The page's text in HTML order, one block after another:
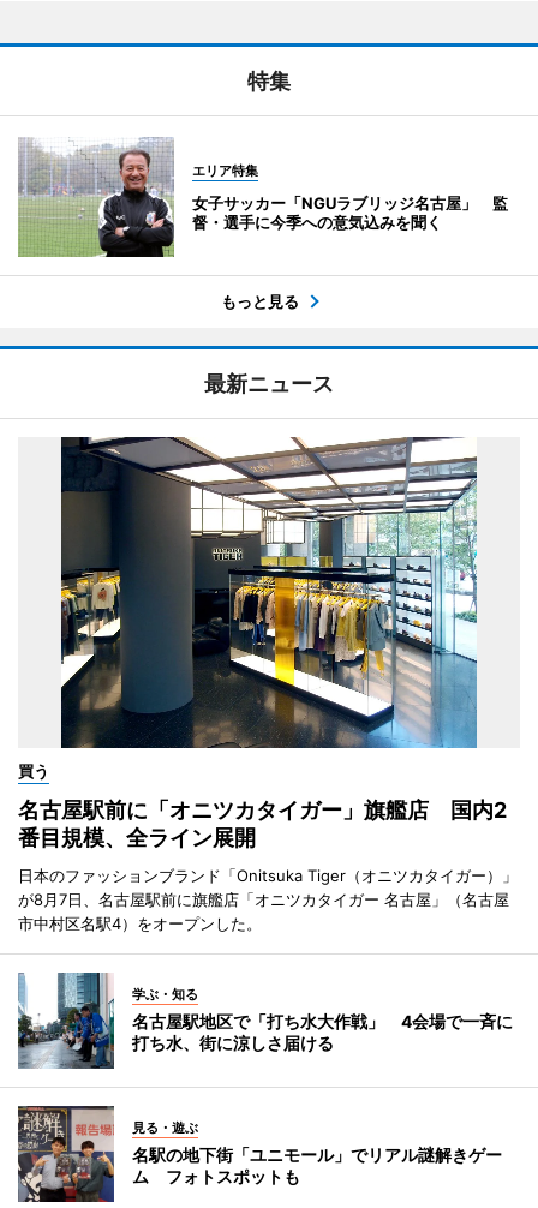
特集
エリア特集
女子サッカー「NGUラブリッジ名古屋」 監
督・選手に今季への意気込みを聞く
もっと見る
最新ニュース
買う
名古屋駅前に「オニツカタイガー」旗艦店 国内2
番目規模、全ライン展開
日本のファッションブランド「Onitsuka Tiger（オニツカタイガー）」
が8月7日、名古屋駅前に旗艦店「オニツカタイガー 名古屋」（名古屋
市中村区名駅4）をオープンした。
学ぶ・知る
名古屋駅地区で「打ち水大作戦」 4会場で一斉に
打ち水、街に涼しさ届ける
見る・遊ぶ
名駅の地下街「ユニモール」でリアル謎解きゲー
ム フォトスポットも